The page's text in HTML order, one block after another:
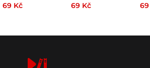
69 Kč 69 Kč